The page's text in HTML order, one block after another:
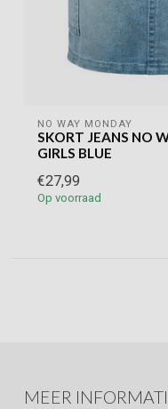
NO WAY MONDAY
SKORT JEANS NO
GIRLS BLUE
€27,99
Op voorraad
MEER